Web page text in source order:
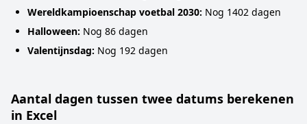
Wereldkampioenschap voetbal 2030: Nog 1402 dagen
Halloween: Nog 86 dagen
Valentijnsdag: Nog 192 dagen
Aantal dagen tussen twee datums berekenen
in Excel